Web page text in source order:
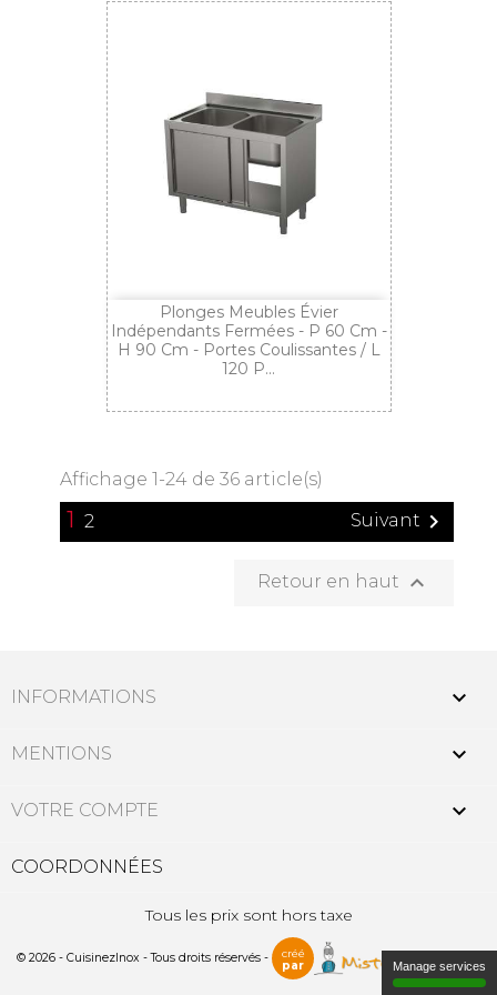
Plonges Meubles Évier
Indépendants Fermées - P 60 Cm -
H 90 Cm - Portes Coulissantes / L
120 P...
Affichage 1-24 de 36 article(s)
1 2 Suivant 
Retour en haut 
INFORMATIONS 
MENTIONS 
VOTRE COMPTE 
COORDONNÉES
Tous les prix sont hors taxe
© 2026 - CuisinezInox - Tous droits réservés -
créé
par
Manage services